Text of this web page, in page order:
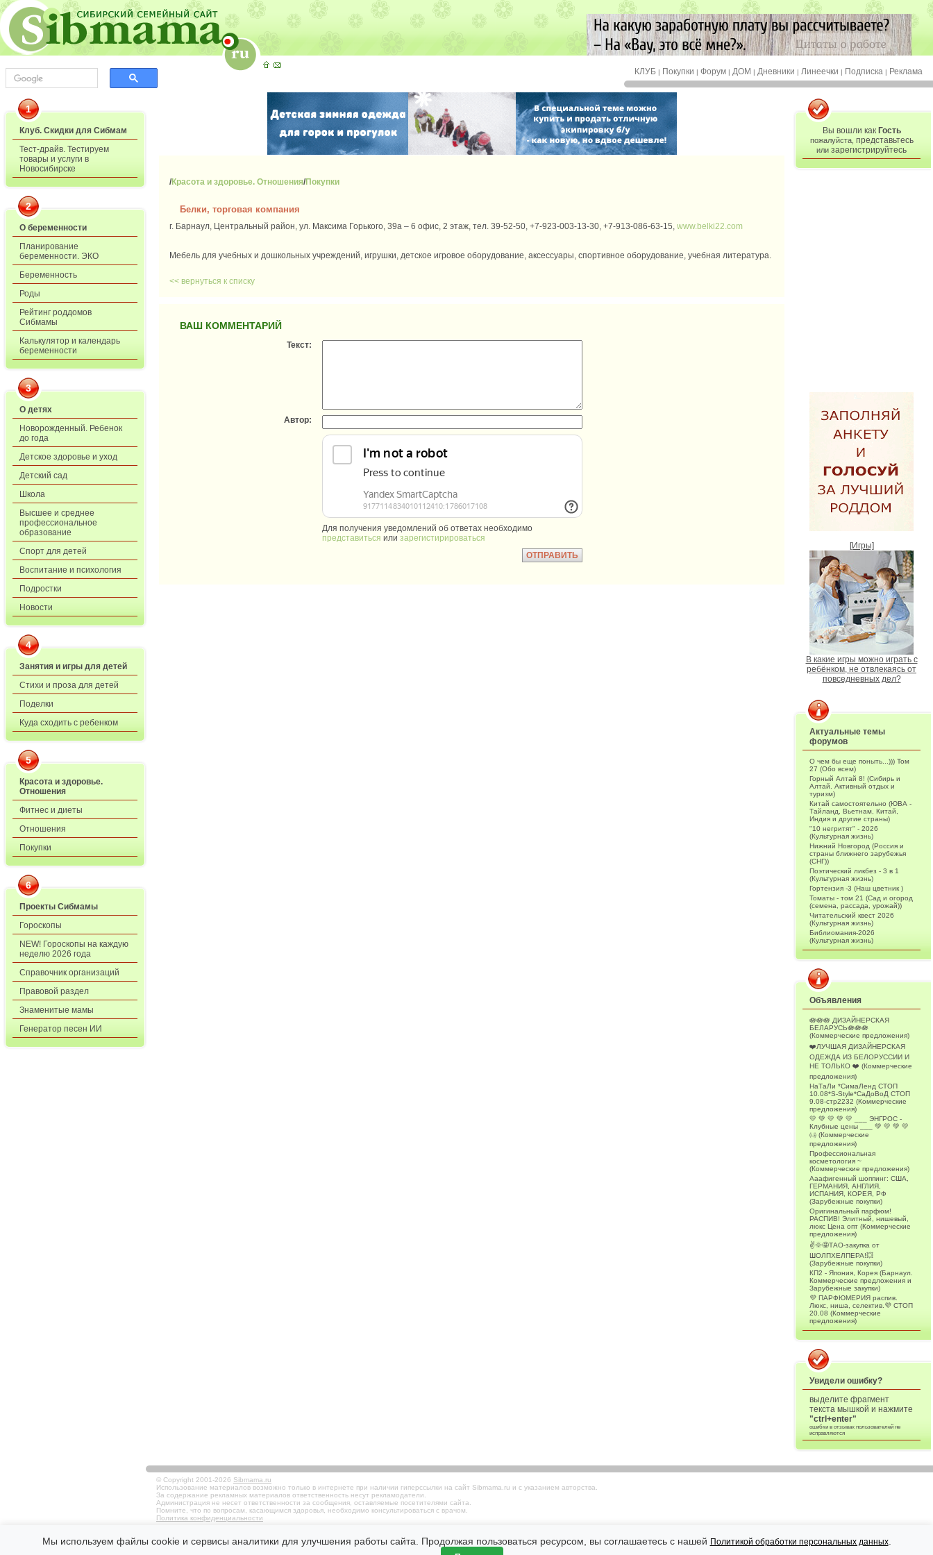
КЛУБ | Покупки | Форум | ДОМ | Дневники | Линеечки | Подписка | Реклама
1
Клуб. Скидки для Сибмам
Тест-драйв. Тестируем
товары и услуги в
Новосибирске
2
О беременности
Планирование
беременности. ЭКО
Беременность
Роды
Рейтинг роддомов
Сибмамы
Калькулятор и календарь
беременности
3
О детях
Новорожденный. Ребенок
до года
Детское здоровье и уход
Детский сад
Школа
Высшее и среднее
профессиональное
образование
Спорт для детей
Воспитание и психология
Подростки
Новости
4
Занятия и игры для детей
Стихи и проза для детей
Поделки
Куда сходить с ребенком
5
Красота и здоровье.
Отношения
Фитнес и диеты
Отношения
Покупки
6
Проекты Сибмамы
Гороскопы
NEW! Гороскопы на каждую
неделю 2026 года
Справочник организаций
Правовой раздел
Знаменитые мамы
Генератор песен ИИ
/Красота и здоровье. Отношения/Покупки
Белки, торговая компания
г. Барнаул, Центральный район, ул. Максима Горького, 39а – 6 офис, 2 этаж, тел. 39-52-50, +7-923-003-13-30, +7-913-086-63-15, www.belki22.com
Мебель для учебных и дошкольных учреждений, игрушки, детское игровое оборудование, аксессуары, спортивное оборудование, учебная литература.
<< вернуться к списку
ВАШ КОММЕНТАРИЙ
Текст:
Автор:
Для получения уведомлений об ответах необходимо
представиться или зарегистирироваться
Вы вошли как Гость
пожалуйста, представьтесь
или зарегистрируйтесь
[Игры]
В какие игры можно играть с
ребёнком, не отвлекаясь от
повседневных дел?
Актуальные темы
форумов
О чем бы еще поныть...))) Том
27 (Обо всем)
Горный Алтай 8! (Сибирь и
Алтай. Активный отдых и
туризм)
Китай самостоятельно (ЮВА -
Тайланд, Вьетнам, Китай,
Индия и другие страны)
"10 негритят" - 2026
(Культурная жизнь)
Нижний Новгород (Россия и
страны ближнего зарубежья
(СНГ))
Поэтический ликбез - 3 в 1
(Культурная жизнь)
Гортензия -3 (Наш цветник )
Томаты - том 21 (Сад и огород
(семена, рассада, урожай))
Читательский квест 2026
(Культурная жизнь)
Библиомания-2026
(Культурная жизнь)
Объявления
🪷🪷🪷 ДИЗАЙНЕРСКАЯ
БЕЛАРУСЬ🪷🪷🪷
(Коммерческие предложения)
❤️ЛУЧШАЯ ДИЗАЙНЕРСКАЯ
ОДЕЖДА ИЗ БЕЛОРУССИИ И
НЕ ТОЛЬКО ❤️ (Коммерческие
предложения)
НаТаЛи *СимаЛенд СТОП
10.08*S-Style*СаДоВоД СТОП
9.08-стр2232 (Коммерческие
предложения)
💛 💚 💛 💚 💛 ___ ЭНГРОС -
Клубные цены ___ 💚 💛 💚 💛
㈏ (Коммерческие
предложения)
Профессиональная
косметология ~
(Коммерческие предложения)
Ааафигенный шоппинг: США,
ГЕРМАНИЯ, АНГЛИЯ,
ИСПАНИЯ, КОРЕЯ, РФ
(Зарубежные покупки)
Оригинальный парфюм!
РАСПИВ! Элитный, нишевый,
люкс Цена опт (Коммерческие
предложения)
✌️🌞🤩ТАО-закупка от
ШОЛПХЕЛПЕРА!💥
(Зарубежные покупки)
КП2 - Япония, Корея (Барнаул.
Коммерческие предложения и
Зарубежные закупки)
💜 ПАРФЮМЕРИЯ распив.
Люкс, ниша, селектив.💜 СТОП
20.08 (Коммерческие
предложения)
Увидели ошибку?
выделите фрагмент
текста мышкой и нажмите
"ctrl+enter"
ошибки в отзывах пользователей не
исправляются
© Copyright 2001-2026 Sibmama.ru
Использование материалов возможно только в интернете при наличии гиперссылки на сайт Sibmama.ru и с указанием авторства.
За содержание рекламных материалов ответственность несут рекламодатели.
Администрация не несет ответственности за сообщения, оставляемые посетителями сайта.
Помните, что по вопросам, касающимся здоровья, необходимо консультироваться с врачом.
Политика конфиденциальности
Мы используем файлы cookie и сервисы аналитики для улучшения работы сайта. Продолжая пользоваться ресурсом, вы соглашаетесь с нашей Политикой обработки персональных данных.